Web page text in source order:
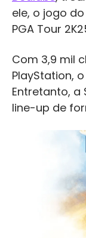
ele, o jogo
PGA Tour
Com 3,9 mil
PlayStation,
Entretanto, a
line-up de